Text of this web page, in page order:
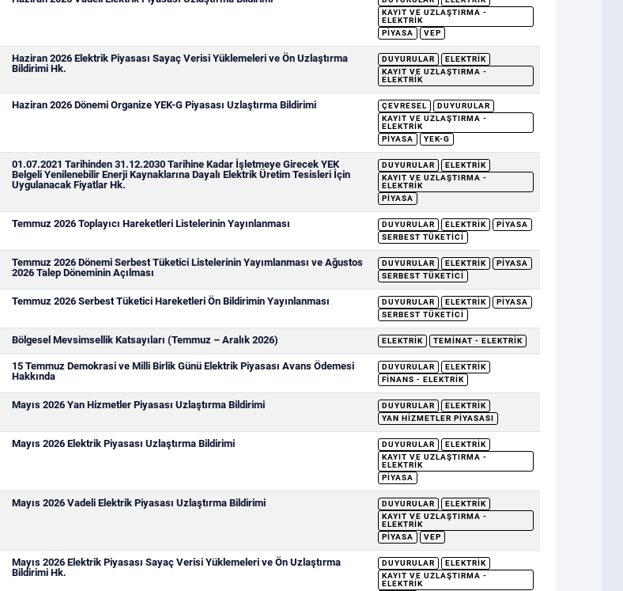
KAYIT VE UZLAŞTIRMA -
ELEKTRIK
PIYASA
VEP
Haziran 2026 Elektrik Piyasası Sayaç Verisi Yüklemeleri ve Ön Uzlaştırma
Bildirimi Hk.
DUYURULAR
ELEKTRIK
KAYIT VE UZLAŞTIRMA -
ELEKTRIK
Haziran 2026 Dönemi Organize YEK-G Piyasası Uzlaştırma Bildirimi ÇEVRESEL
DUYURULAR
KAYIT VE UZLAŞTIRMA -
ELEKTRIK
PIYASA
YEK-G
01.07.2021 Tarihinden 31.12.2030 Tarihine Kadar İşletmeye Girecek YEK
Belgeli Yenilenebilir Enerji Kaynaklarına Dayalı Elektrik Üretim Tesisleri İçin
Uygulanacak Fiyatlar Hk.
DUYURULAR
ELEKTRIK
KAYIT VE UZLAŞTIRMA -
ELEKTRIK
PIYASA
Temmuz 2026 Toplayıcı Hareketleri Listelerinin Yayınlanması DUYURULAR ELEKTRIK
PIYASA
SERBEST TÜKETICI
Temmuz 2026 Dönemi Serbest Tüketici Listelerinin Yayımlanması ve Ağustos
2026 Talep Döneminin Açılması
DUYURULAR ELEKTRIK
PIYASA
SERBEST TÜKETICI
Temmuz 2026 Serbest Tüketici Hareketleri Ön Bildirimin Yayınlanması DUYURULAR ELEKTRIK
PIYASA
SERBEST TÜKETICI
Bölgesel Mevsimsellik Katsayıları (Temmuz – Aralık 2026) ELEKTRIK TEMINAT - ELEKTRIK
15 Temmuz Demokrasi ve Milli Birlik Günü Elektrik Piyasası Avans Ödemesi
Hakkında
DUYURULAR
ELEKTRIK
FINANS - ELEKTRIK
Mayıs 2026 Yan Hizmetler Piyasası Uzlaştırma Bildirimi DUYURULAR
ELEKTRIK
YAN HIZMETLER PIYASASI
Mayıs 2026 Elektrik Piyasası Uzlaştırma Bildirimi DUYURULAR
ELEKTRIK
KAYIT VE UZLAŞTIRMA -
ELEKTRIK
PIYASA
Mayıs 2026 Vadeli Elektrik Piyasası Uzlaştırma Bildirimi DUYURULAR
ELEKTRIK
KAYIT VE UZLAŞTIRMA -
ELEKTRIK
PIYASA
VEP
Mayıs 2026 Elektrik Piyasası Sayaç Verisi Yüklemeleri ve Ön Uzlaştırma
Bildirimi Hk.
DUYURULAR
ELEKTRIK
KAYIT VE UZLAŞTIRMA -
ELEKTRIK